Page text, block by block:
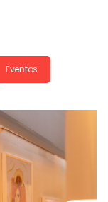
Eventos